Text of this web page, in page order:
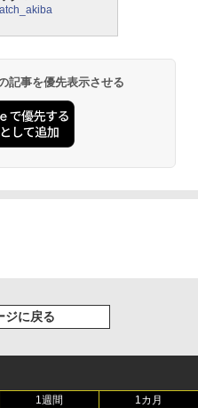
記事を優先表示させる
ジに戻る
1週間 1カ月